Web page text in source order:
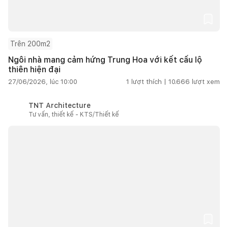
Trên 200m2
Ngôi nhà mang cảm hứng Trung Hoa với kết cấu lộ
thiên hiện đại
27/06/2026, lúc 10:00 1 lượt thích | 10.666 lượt xem
TNT Architecture
Tư vấn, thiết kế - KTS/Thiết kế